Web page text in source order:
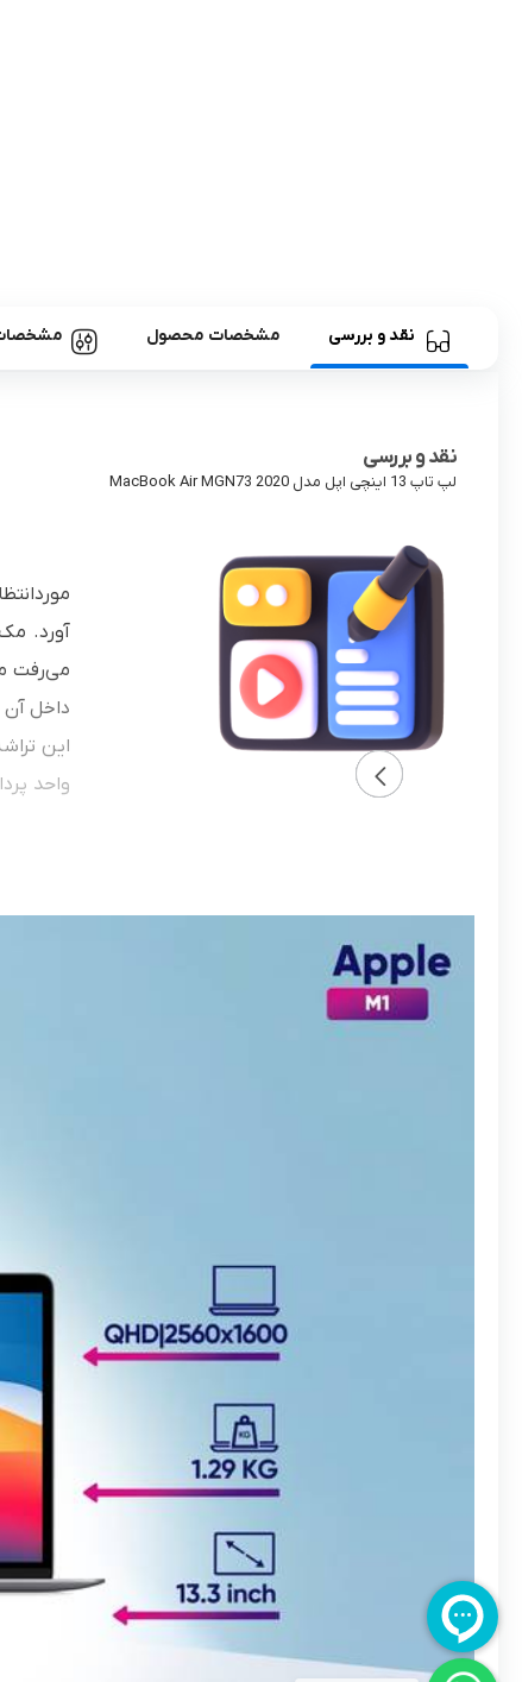
نقد و بررسی مشخصات محصول
نقد و بررسی
لپ تاپ 13 اینچی اپل مدل MacBook Air MGN73 2020
می‌رفت